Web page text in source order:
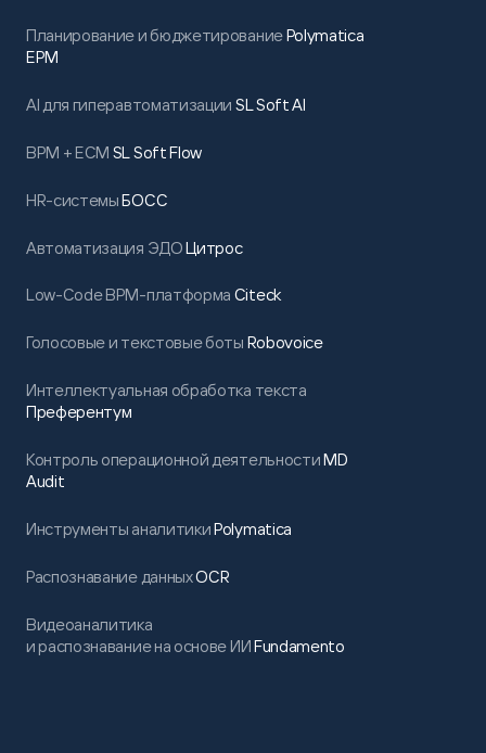
Планирование и бюджетированиеPolymatica
EPM
AI для гиперавтоматизации SL Soft AI
BPM + ECM SL Soft Flow
HR-системыБОСС
Автоматизация ЭДОЦитрос
Low-Code BPM-платформа Citeck
Голосовые и текстовые боты Robovoice
Интеллектуальная обработка текста
Преферентум
Контроль операционной деятельностиMD
Audit
Инструменты аналитикиPolymatica
Распознавание данныхOCR
Видеоаналитика
и распознавание на основе ИИFundamento